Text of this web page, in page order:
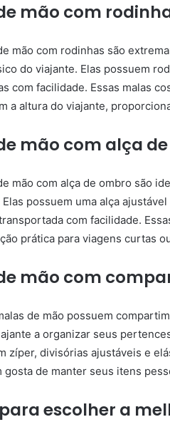
mão com
mão com rodinhas são
do viajante. Elas possuem
com facilidade. Essas malas
a altura do viajante,
mão com alça
mão com alça de ombro são
possuem uma alça
com facilidade.
prática para viagens curtas
mão com
de mão possuem
a organizar seus
zíper, divisórias ajustáveis e
gosta de manter seus itens
escolher a